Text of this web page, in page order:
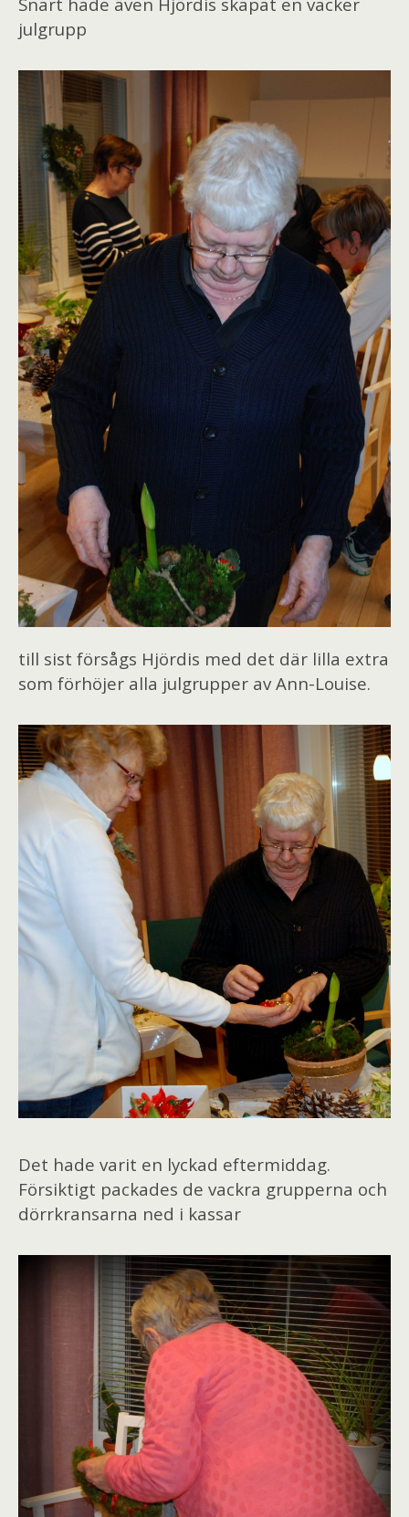
julgrupp
till sist försågs Hjördis med det där lilla extra
som förhöjer alla julgrupper av Ann-Louise.
Det hade varit en lyckad eftermiddag.
Försiktigt packades de vackra grupperna och
dörrkransarna ned i kassar